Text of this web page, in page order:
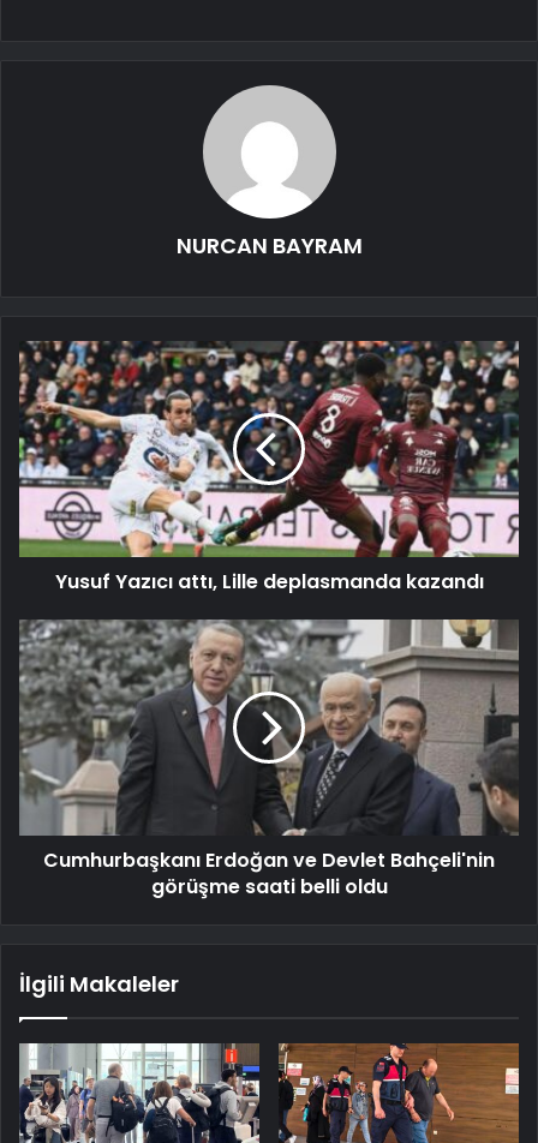
NURCAN BAYRAM
Yusuf Yazıcı attı, Lille deplasmanda kazandı
Cumhurbaşkanı Erdoğan ve Devlet Bahçeli'nin
görüşme saati belli oldu
İlgili Makaleler